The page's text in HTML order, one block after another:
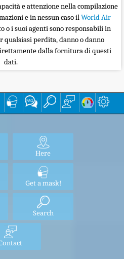
e attenzione nella compilazione
e in nessun caso ilWorld Air
o i suoi agenti sono responsabili in
perdita, danno o danno
dalla fornitura di questi
dati.
Here
Get a mask!
Search